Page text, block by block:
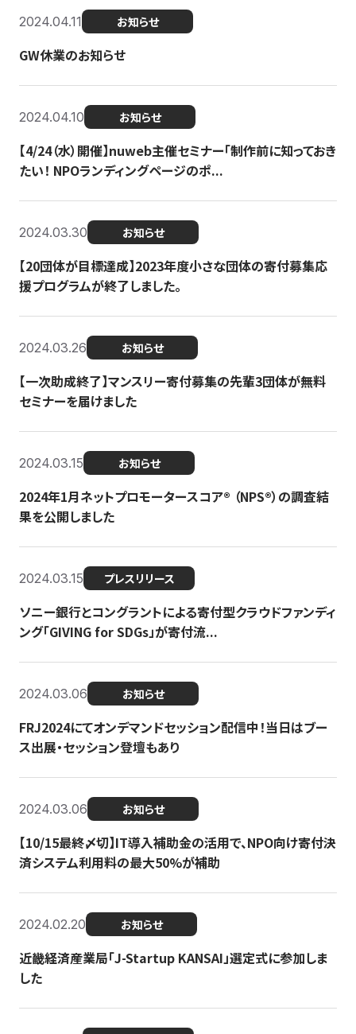
2024.04.11 お知らせ
GW休業のお知らせ
2024.04.10 お知らせ
【4/24（水）開催】nuweb主催セミナー「制作前に知っておき
たい！ NPOランディングページのポ...
2024.03.30 お知らせ
【20団体が目標達成】2023年度小さな団体の寄付募集応
援プログラムが終了しました。
2024.03.26 お知らせ
【一次助成終了】マンスリー寄付募集の先輩3団体が無料
セミナーを届けました
2024.03.15 お知らせ
2024年1月ネットプロモータースコア®︎ （NPS®︎）の調査結
果を公開しました
2024.03.15 プレスリリース
ソニー銀行とコングラントによる寄付型クラウドファンディ
ング「GIVING for SDGs」が寄付流...
2024.03.06 お知らせ
FRJ2024にてオンデマンドセッション配信中！当日はブー
ス出展・セッション登壇もあり
2024.03.06 お知らせ
【10/15最終〆切】IT導入補助金の活用で、NPO向け寄付決
済システム利用料の最大50%が補助
2024.02.20 お知らせ
近畿経済産業局「J-Startup KANSAI」選定式に参加しま
した